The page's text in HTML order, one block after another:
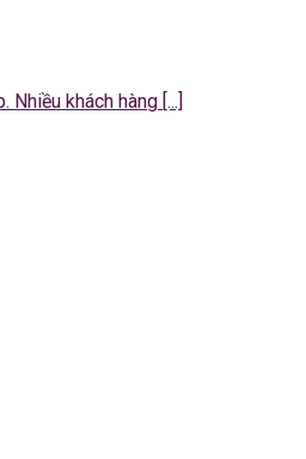
khách hàng [...]